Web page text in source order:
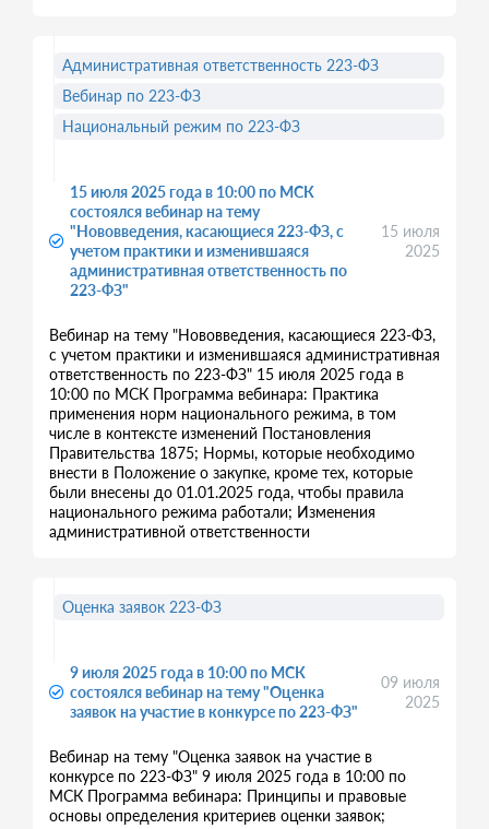
15 июля 2025 года в 10:00 по МСК
состоялся вебинар на тему
"Нововведения, касающиеся 223-ФЗ, с
учетом практики и изменившаяся
административная ответственность по
223-ФЗ"
15 июля
2025
Вебинар на тему "Нововведения, касающиеся 223-ФЗ,
с учетом практики и изменившаяся административная
ответственность по 223-ФЗ" 15 июля 2025 года в
10:00 по МСК Программа вебинара: Практика
применения норм национального режима, в том
числе в контексте изменений Постановления
Правительства 1875; Нормы, которые необходимо
внести в Положение о закупке, кроме тех, которые
были внесены до 01.01.2025 года, чтобы правила
национального режима работали; Изменения
административной ответственности
Административная ответственность 223-ФЗ
Вебинар по 223-ФЗ
Национальный режим по 223-ФЗ
9 июля 2025 года в 10:00 по МСК
состоялся вебинар на тему "Оценка
заявок на участие в конкурсе по 223-ФЗ"
09 июля
2025
Вебинар на тему "Оценка заявок на участие в
конкурсе по 223-ФЗ" 9 июля 2025 года в 10:00 по
МСК Программа вебинара: Принципы и правовые
основы определения критериев оценки заявок;
Оценка заявок 223-ФЗ